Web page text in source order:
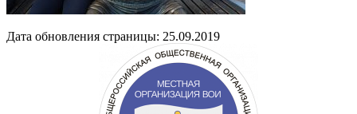
Дата обновления страницы: 25.09.2019